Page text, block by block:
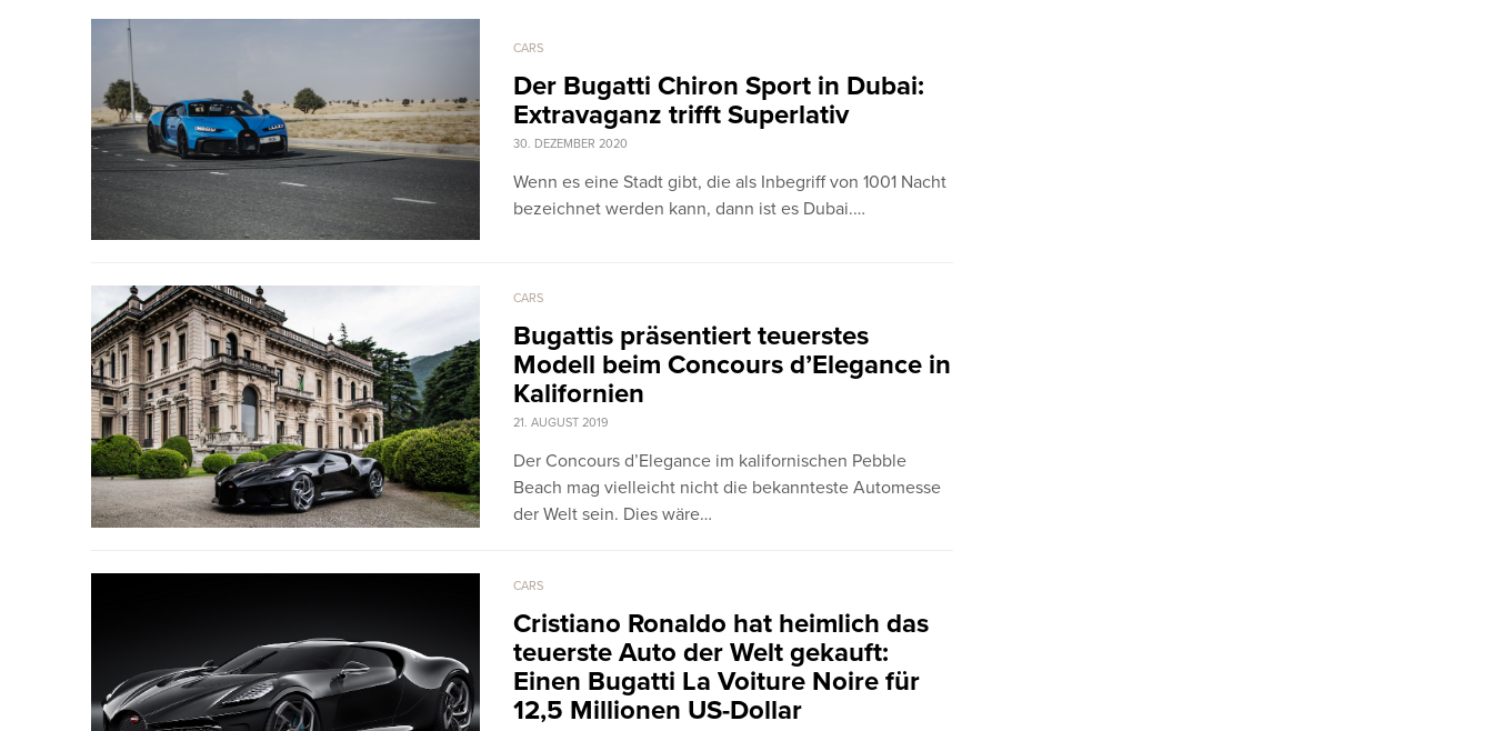
CARS
Der Bugatti Chiron Sport in Dubai:
Extravaganz trifft Superlativ
30. DEZEMBER 2020
Wenn es eine Stadt gibt, die als Inbegriff von 1001 Nacht
bezeichnet werden kann, dann ist es Dubai.…
CARS
Bugattis präsentiert teuerstes
Modell beim Concours d’Elegance in
Kalifornien
21. AUGUST 2019
Der Concours d’Elegance im kalifornischen Pebble
Beach mag vielleicht nicht die bekannteste Automesse
der Welt sein. Dies wäre…
CARS
Cristiano Ronaldo hat heimlich das
teuerste Auto der Welt gekauft:
Einen Bugatti La Voiture Noire für
12,5 Millionen US-Dollar